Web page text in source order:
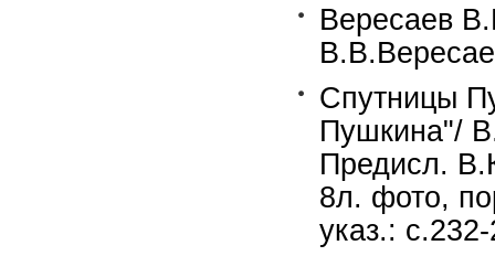
Вересаев
Спутницы
Пушкина"/
Предисл.
8л. фото,
указ.: